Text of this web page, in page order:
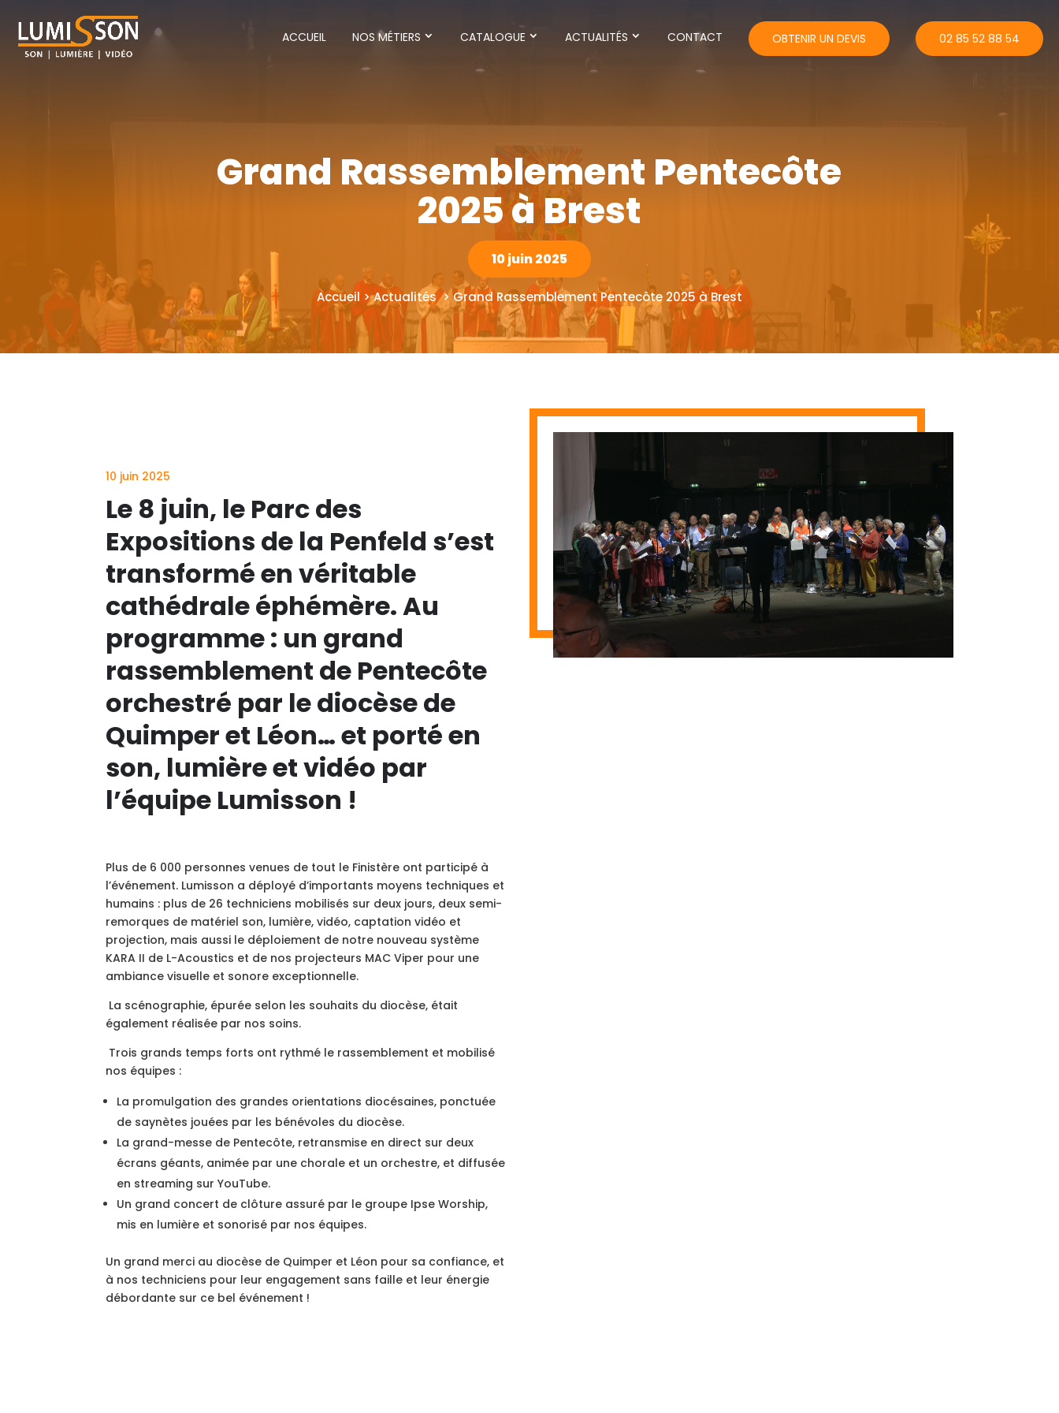
ACCUEIL NOS MÉTIERS CATALOGUE ACTUALITÉS CONTACT OBTENIR UN DEVIS 02 85 52 88 54
Grand Rassemblement Pentecôte
2025 à Brest
10 juin 2025
Accueil > Actualités > Grand Rassemblement Pentecôte 2025 à Brest
10 juin 2025
Le 8 juin, le Parc des
Expositions de la Penfeld s’est
transformé en véritable
cathédrale éphémère. Au
programme : un grand
rassemblement de Pentecôte
orchestré par le diocèse de
Quimper et Léon… et porté en
son, lumière et vidéo par
l’équipe Lumisson !
Plus de 6 000 personnes venues de tout le Finistère ont participé à
l’événement. Lumisson a déployé d’importants moyens techniques et
humains : plus de 26 techniciens mobilisés sur deux jours, deux semi-
remorques de matériel son, lumière, vidéo, captation vidéo et
projection, mais aussi le déploiement de notre nouveau système
KARA II de L-Acoustics et de nos projecteurs MAC Viper pour une
ambiance visuelle et sonore exceptionnelle.
La scénographie, épurée selon les souhaits du diocèse, était
également réalisée par nos soins.
Trois grands temps forts ont rythmé le rassemblement et mobilisé
nos équipes :
La promulgation des grandes orientations diocésaines, ponctuée
de saynètes jouées par les bénévoles du diocèse.
La grand-messe de Pentecôte, retransmise en direct sur deux
écrans géants, animée par une chorale et un orchestre, et diffusée
en streaming sur YouTube.
Un grand concert de clôture assuré par le groupe Ipse Worship,
mis en lumière et sonorisé par nos équipes.
Un grand merci au diocèse de Quimper et Léon pour sa confiance, et
à nos techniciens pour leur engagement sans faille et leur énergie
débordante sur ce bel événement !